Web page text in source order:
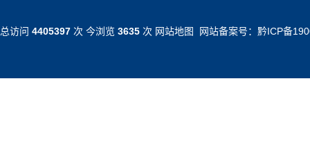
总访问 4405397 次 今浏览 3635 次 网站地图 网站备案号： 黔ICP备